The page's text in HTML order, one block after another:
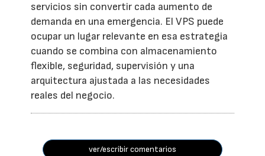
servicios sin convertir cada aumento de
demanda en una emergencia. El VPS puede
ocupar un lugar relevante en esa estrategia
cuando se combina con almacenamiento
flexible, seguridad, supervisión y una
arquitectura ajustada a las necesidades
reales del negocio.
ver/escribir comentarios